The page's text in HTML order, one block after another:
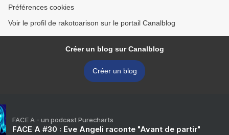
Préférences cookies
Voir le profil de rakotoarison sur le portail Canalblog
Créer un blog sur Canalblog
Créer un blog
FACE A - un podcast Purecharts
FACE A #30 : Eve Angeli raconte "Avant de partir"